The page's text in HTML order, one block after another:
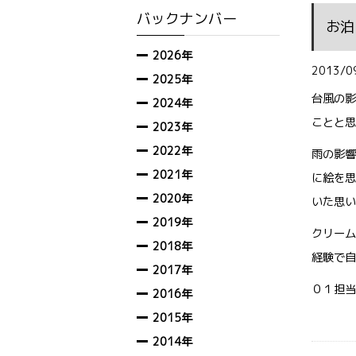
お
2013/
台風の
ことと
雨の影
に絵を
いた思
クリー
経験で
０１担
バックナンバー
2026年
2025年
2024年
2023年
2022年
2021年
2020年
2019年
2018年
2017年
2016年
2015年
2014年